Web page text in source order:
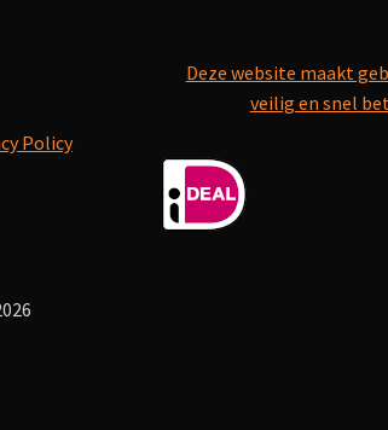
Policy
Deze website maakt
veilig en snel